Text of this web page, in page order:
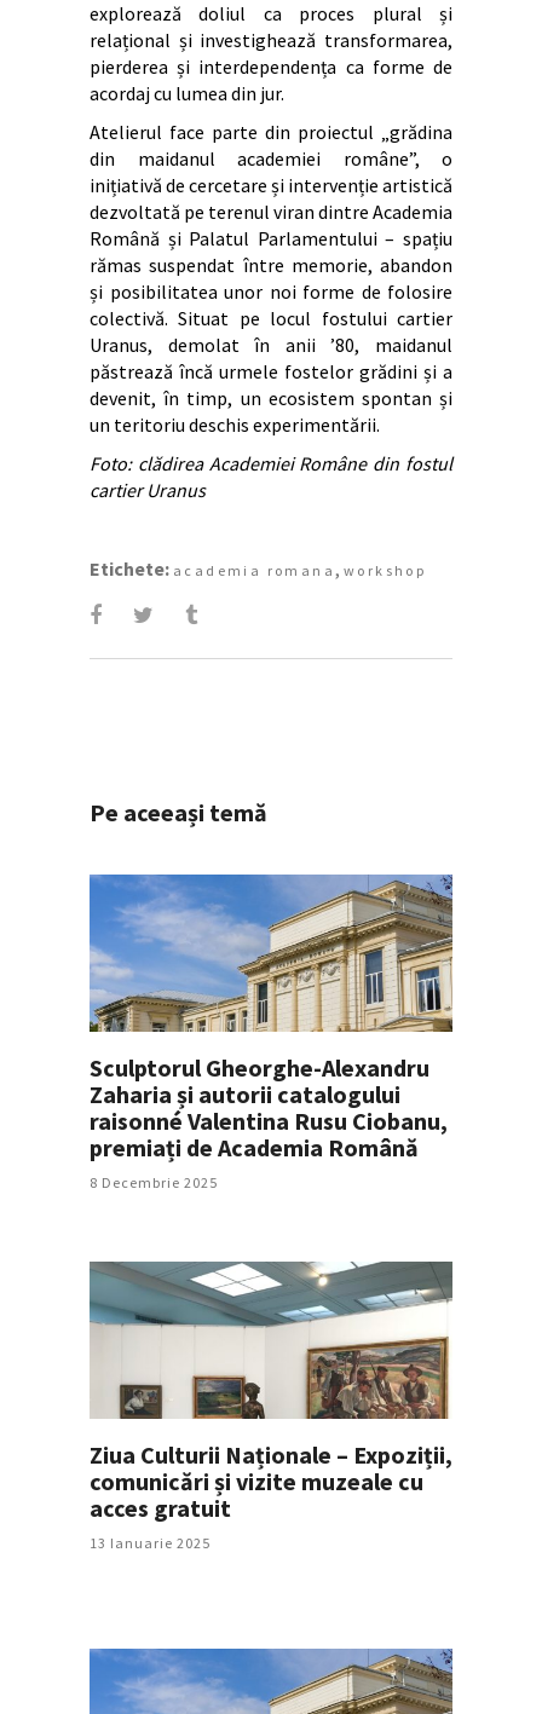
explorează doliul ca proces plural și
relațional și investighează transformarea,
pierderea și interdependența ca forme de
acordaj cu lumea din jur.
Atelierul face parte din proiectul „grădina
din maidanul academiei române”, o
inițiativă de cercetare și intervenție artistică
dezvoltată pe terenul viran dintre Academia
Română și Palatul Parlamentului – spațiu
rămas suspendat între memorie, abandon
și posibilitatea unor noi forme de folosire
colectivă. Situat pe locul fostului cartier
Uranus, demolat în anii ’80, maidanul
păstrează încă urmele fostelor grădini și a
devenit, în timp, un ecosistem spontan și
un teritoriu deschis experimentării.
Foto: clădirea Academiei Române din fostul
cartier Uranus
Etichete: academia romana , workshop
Pe aceeași temă
Sculptorul Gheorghe-Alexandru
Zaharia și autorii catalogului
raisonné Valentina Rusu Ciobanu,
premiați de Academia Română
8 Decembrie 2025
Ziua Culturii Naționale – Expoziții,
comunicări și vizite muzeale cu
acces gratuit
13 Ianuarie 2025